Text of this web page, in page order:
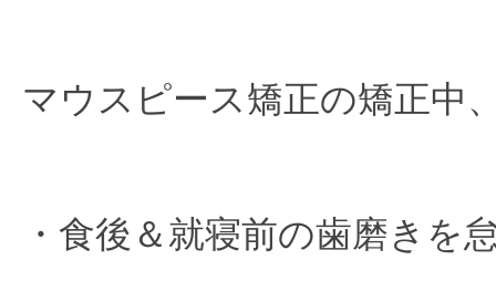
マウスピース矯正の矯正中
・食後＆就寝前の歯磨きを